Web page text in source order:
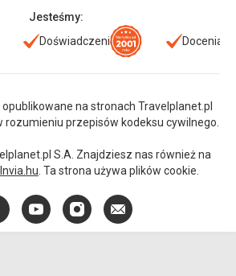
Jesteśmy:
Doświadczeni Doceniani
na stronach Travelplanet.pl
przepisów kodeksu cywilnego.
S.A. Znajdziesz nas również na
Invia.hu . Ta strona używa plików cookie.
YouTubeInstagram
E-
mail